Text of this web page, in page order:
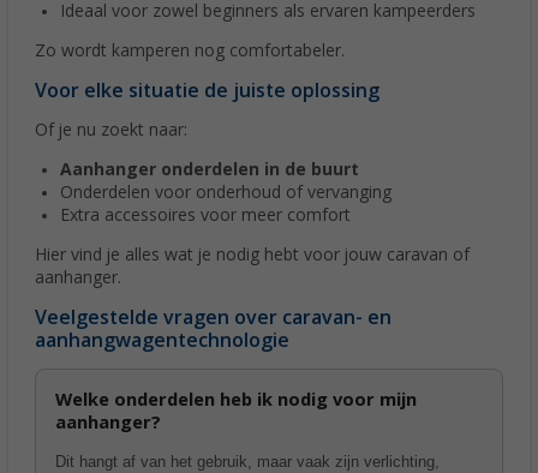
Ideaal voor zowel beginners als ervaren kampeerders
Zo wordt kamperen nog comfortabeler.
Voor elke situatie de juiste oplossing
Of je nu zoekt naar:
Aanhanger onderdelen in de buurt
Onderdelen voor onderhoud of vervanging
Extra accessoires voor meer comfort
Hier vind je alles wat je nodig hebt voor jouw caravan of
aanhanger.
Veelgestelde vragen over caravan- en
aanhangwagentechnologie
Welke onderdelen heb ik nodig voor mijn
aanhanger?
Dit hangt af van het gebruik, maar vaak zijn verlichting,